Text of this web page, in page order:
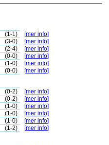
(1-1)
[mer info]
(3-0)
[mer info]
(2-4)
[mer info]
(0-0)
[mer info]
(1-0)
[mer info]
(0-0) [mer info]
(0-2)
[mer info]
(0-2)
[mer info]
(1-0)
[mer info]
(1-0)
[mer info]
(1-0)
[mer info]
(1-2) [mer info]